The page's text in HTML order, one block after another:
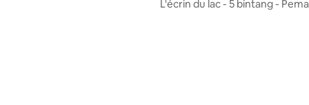
L'écrin du lac - 5 bintang -